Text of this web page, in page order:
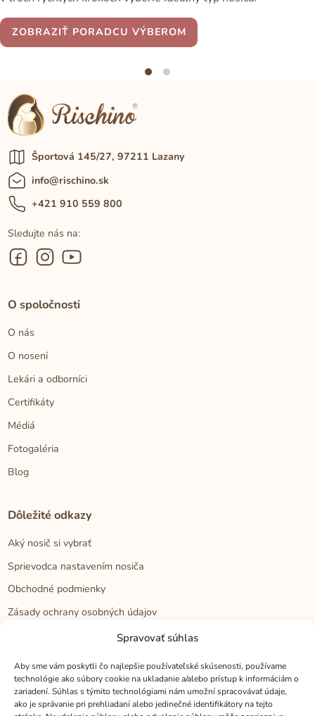
Spravovať súhlas
Aby sme vám poskytli čo najlepšie používateľské skúsenosti, používame
technológie ako súbory cookie na ukladanie a/alebo prístup k informáciám o
zariadení. Súhlas s týmito technológiami nám umožní spracovávať údaje,
ako je správanie pri prehliadaní alebo jedinečné identifikátory na tejto
ZOBRAZIŤ PORADCU VÝBEROM
Športová 145/27, 97211 Lazany
info@rischino.sk
+421 910 559 800
Sledujte nás na:
O spoločnosti
O nás
O nosení
Lekári a odborníci
Certifikáty
Médiá
Fotogaléria
Blog
Dôležité odkazy
Aký nosič si vybrať
Sprievodca nastavením nosiča
Obchodné podmienky
Zásady ochrany osobných údajov
Kontakt